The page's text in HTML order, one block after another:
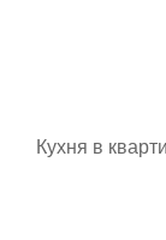
Кухня в